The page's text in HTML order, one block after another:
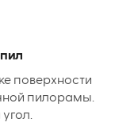
поверхности
пилорамы.